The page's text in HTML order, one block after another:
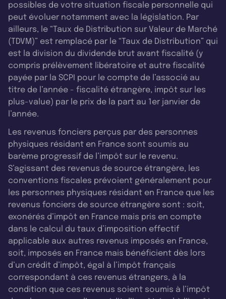
possibles de votre situation fiscale personnelle qui
peut évoluer notamment avec la législation. Par
ailleurs, le “Taux de Distribution sur Valeur de Marché
(TDVM)” est remplacé par le “Taux de Distribution” qui
est la division du dividende brut avant fiscalité (y
compris prélèvement libératoire et autre fiscalité
payée par la SCPI pour le compte de l’associé au
titre de l’année - fiscalité étrangère, impôt sur les
plus-value) par le prix de la part au 1er janvier de
l’année.
Les revenus fonciers perçus par des personnes
physiques résidant en France sont soumis au
barème progressif de l’impôt sur le revenu.
S’agissant des revenus de source étrangère, les
conventions fiscales prévoient généralement pour
les personnes physiques résidant en France que les
revenus fonciers de source étrangère sont : soit,
exonérés d’impôt en France mais pris en compte
dans le calcul du taux d’imposition effectif
applicable aux autres revenus imposés en France,
soit, imposés en France mais bénéficient dès lors
d’un crédit d’impôt, égal à l’impôt français
correspondant à ces revenus étrangers, à la
condition que ces revenus soient soumis à l’impôt